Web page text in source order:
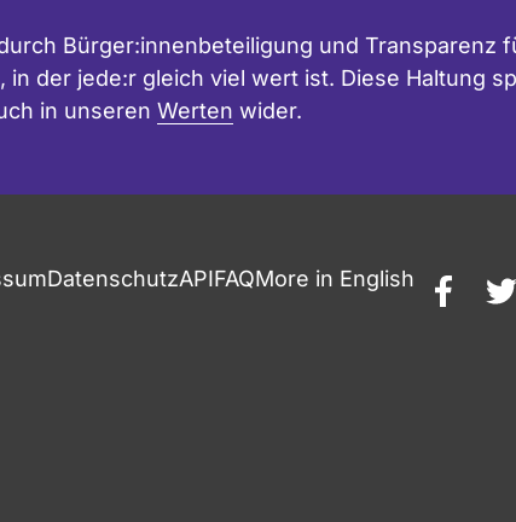
Bürger:innenbeteiligung und Transparenz
in der jede:r gleich viel wert ist. Diese Haltung
in unseren Werten wider.
DatenschutzAPIFAQMore in English